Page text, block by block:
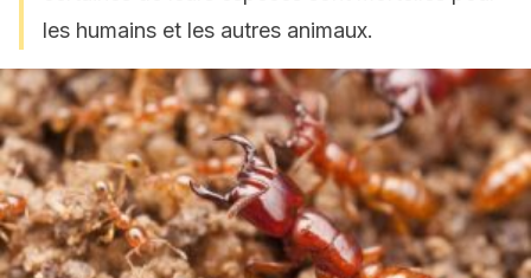
les humains et les autres animaux.